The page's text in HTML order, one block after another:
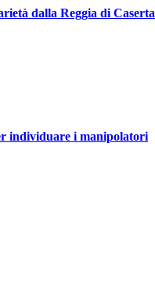
dalla Reggia di Caserta
individuare i manipolatori